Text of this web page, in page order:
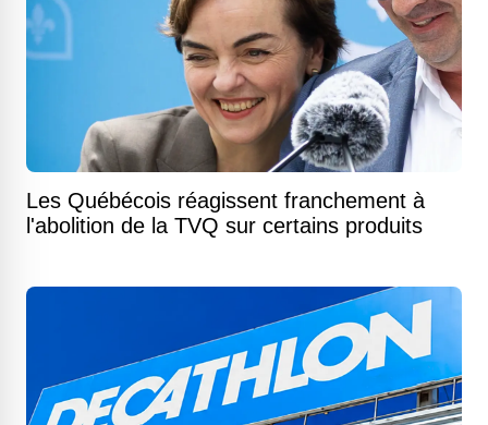
Les Québécois réagissent franchement à
l'abolition de la TVQ sur certains produits